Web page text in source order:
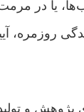
یا در
روزمره،
پژوهش و